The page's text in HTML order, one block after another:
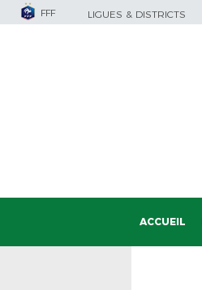
FFF LIGUES & DISTRICTS
ACCUEIL